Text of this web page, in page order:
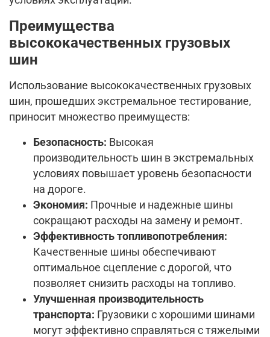
Преимущества
высококачественных грузовых
шин
Использование высококачественных грузовых
шин, прошедших экстремальное тестирование,
приносит множество преимуществ:
Безопасность: Высокая
производительность шин в экстремальных
условиях повышает уровень безопасности
на дороге.
Экономия: Прочные и надежные шины
сокращают расходы на замену и ремонт.
Эффективность топливопотребления:
Качественные шины обеспечивают
оптимальное сцепление с дорогой, что
позволяет снизить расходы на топливо.
Улучшенная производительность
транспорта: Грузовики с хорошими шинами
могут эффективно справляться с тяжелыми